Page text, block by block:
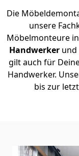
Die
unsere
Möbelmonteure
Handwerker und
gilt auch für
Handwerker.
bis zur